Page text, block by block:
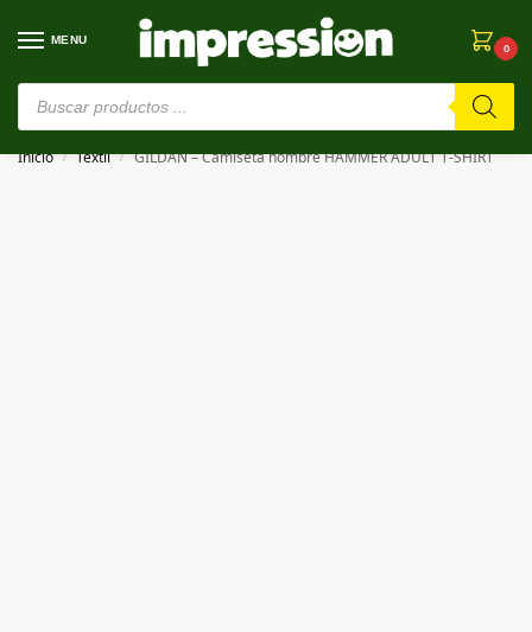
MENU
0
⚠️ Estamos en pruebas. Si algo falla, ¡Perdón!⚠️
Inicio / Textil / GILDAN – Camiseta hombre HAMMER ADULT T-SHIRT